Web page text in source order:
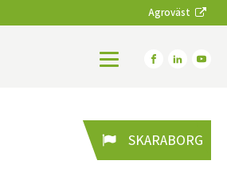
Agroväst
SKARABORG